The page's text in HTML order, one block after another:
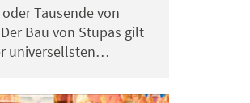
Tausende von
Bau von Stupas gilt
universellsten…